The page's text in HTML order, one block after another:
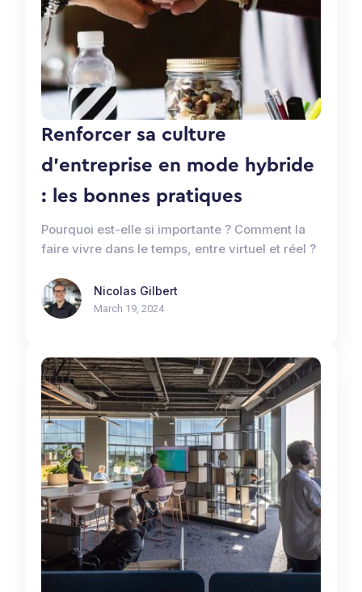
Renforcer sa culture
d’entreprise en mode hybride
: les bonnes pratiques
Pourquoi est-elle si importante ? Comment la
faire vivre dans le temps, entre virtuel et réel ?
Nicolas Gilbert
March 19, 2024